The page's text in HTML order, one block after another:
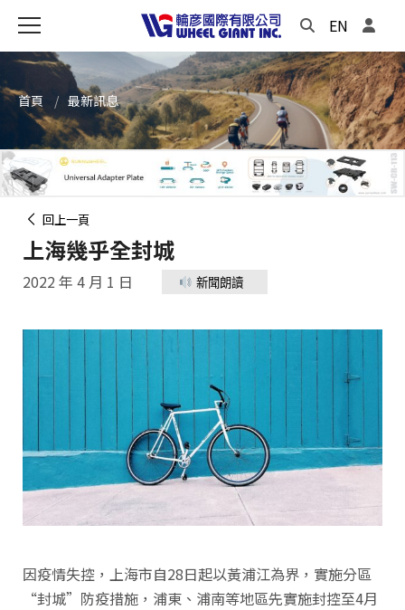
EN
首頁 最新訊息
回上一頁
上海幾乎全封城
2022 年 4 月 1 日 新聞朗讀
因疫情失控，上海市自28日起以黃浦江為界，實施分區
“封城”防疫措施，浦東、浦南等地區先實施封控至4月